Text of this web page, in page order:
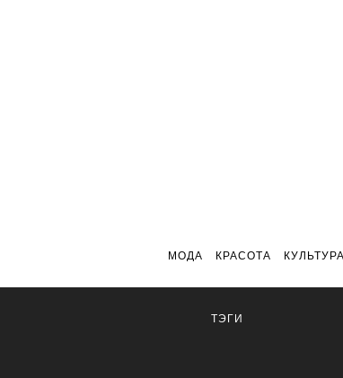
МОДА КРАСОТА КУЛЬТУРА
ТЭГИ